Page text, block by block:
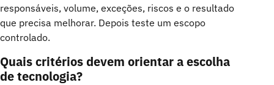
responsáveis, volume, exceções, riscos e o resultado
que precisa melhorar. Depois teste um escopo
controlado.
Quais critérios devem orientar a escolha
de tecnologia?